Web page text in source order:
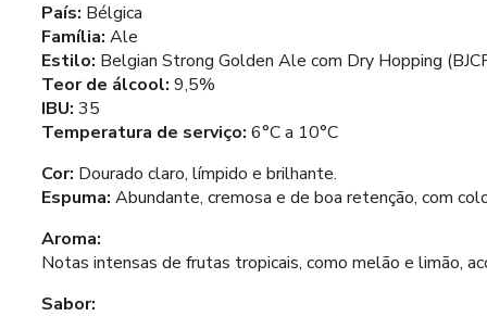
País: Bélgica
Família: Ale
Estilo: Belgian Strong Golden Ale com Dry Hopping
Teor de álcool: 9,5%
IBU: 35
Temperatura de serviço: 6°C a 10°C
Cor: Dourado claro, límpido e brilhante.
Espuma: Abundante, cremosa e de boa retenção, com
Aroma:
Notas intensas de frutas tropicais, como melão e limão,
Sabor: